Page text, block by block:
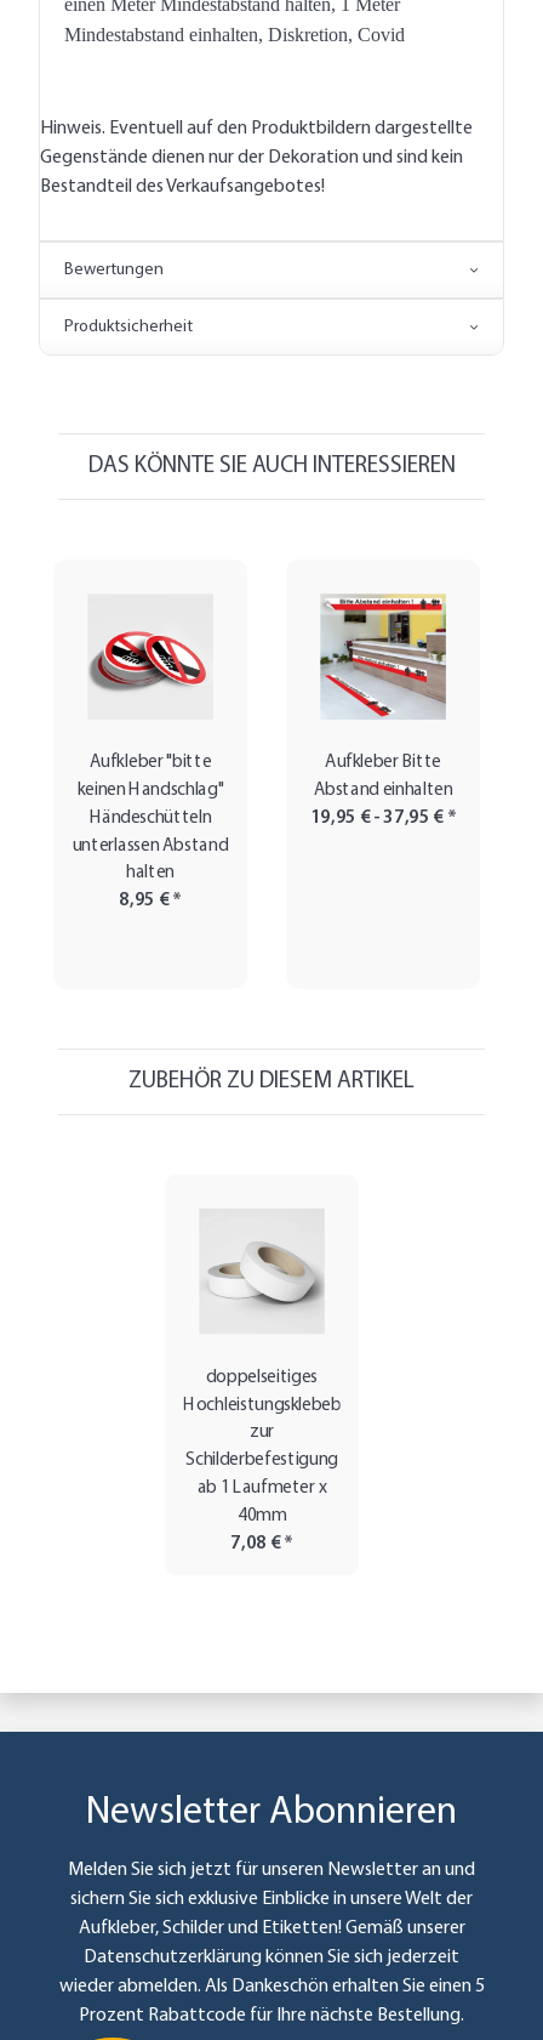
Mindestabstand einhalten, Diskretion, Covid
Hinweis. Eventuell auf den Produktbildern dargestellte
Gegenstände dienen nur der Dekoration und sind kein
Bestandteil des Verkaufsangebotes!
Bewertungen
Produktsicherheit
DAS KÖNNTE SIE AUCH INTERESSIEREN
Aufkleber "bitte
keinen Handschlag"
Händeschütteln
unterlassen Abstand
halten
8,95 €*
Aufkleber Bitte
Abstand einhalten
19,95 € -37,95 € *
ZUBEHÖR ZU DIESEM ARTIKEL
doppelseitiges
Hochleistungsklebeband,
zur
Schilderbefestigung
ab 1 Laufmeter x
40mm
7,08 €*
Newsletter Abonnieren
Melden Sie sich jetzt für unseren Newsletter an und
sichern Sie sich exklusive Einblicke in unsere Welt der
Aufkleber, Schilder und Etiketten! Gemäß unserer
Datenschutzerklärung können Sie sich jederzeit
wieder abmelden. Als Dankeschön erhalten Sie einen 5
Prozent Rabattcode für Ihre nächste Bestellung.